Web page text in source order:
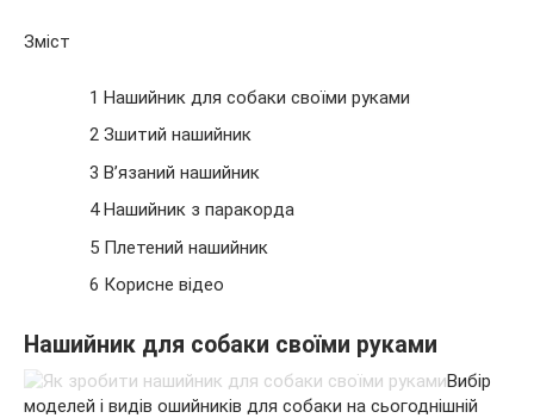
Зміст
1 Нашийник для собаки своїми руками
2 Зшитий нашийник
3 В’язаний нашийник
4 Нашийник з паракорда
5 Плетений нашийник
6 Корисне відео
Нашийник для собаки своїми руками
Вибір
моделей і видів ошийників для собаки на сьогоднішній